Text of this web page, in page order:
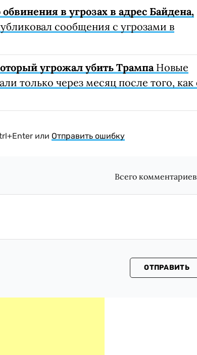
в угрозах в адрес Байдена,
сообщения с угрозами в
угрожал убить ТрампаНовые
только через месяц после того, как
или Отправить ошибку
Всего
ОТПРАВИТЬ